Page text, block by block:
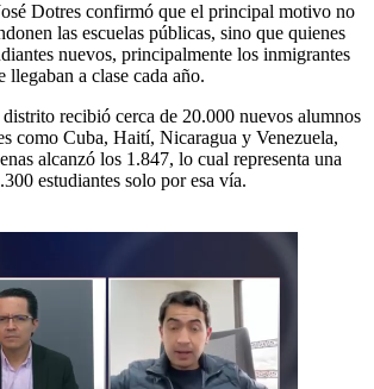
Dotres confirmó que el principal motivo no
las escuelas públicas, sino que quienes
nuevos, principalmente los inmigrantes
llegaban a clase cada año.
recibió cerca de 20.000 nuevos alumnos
como Cuba, Haití, Nicaragua y Venezuela,
alcanzó los 1.847, lo cual representa una
estudiantes solo por esa vía.